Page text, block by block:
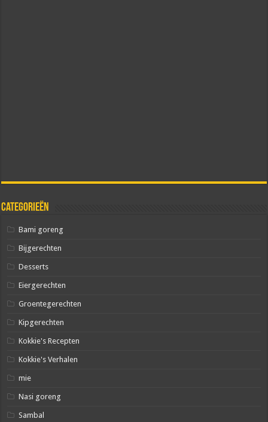
Categorieën
Bami goreng
Bijgerechten
Desserts
Eiergerechten
Groentegerechten
Kipgerechten
Kokkie's Recepten
Kokkie's Verhalen
mie
Nasi goreng
Sambal